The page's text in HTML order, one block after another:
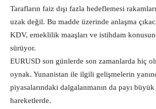
Tarafların faiz dışı fazla hedeflemesi
uzak değil. Bu madde üzerinde anlaşma
KDV, emeklilik maaşları ve istihdam
sürüyor.
EURUSD son günlerde son zamanlarda hiç
oynak. Yunanistan ile ilgili gelişmelerin
piyasalarındaki dalgalanmanın da payı
hareketlerde.